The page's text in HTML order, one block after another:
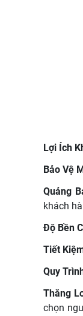
Lợi Ích
Bảo Vệ
Quảng
khách
Độ Bền
Tiết
Quy
Thăng
chọn